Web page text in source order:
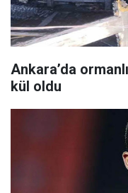
Ankara’da
kül oldu